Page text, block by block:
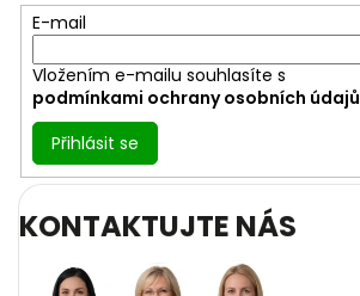
E-mail
Vložením e-mailu souhlasíte s
podmínkami ochrany osobních údajů
Přihlásit se
KONTAKTUJTE NÁS